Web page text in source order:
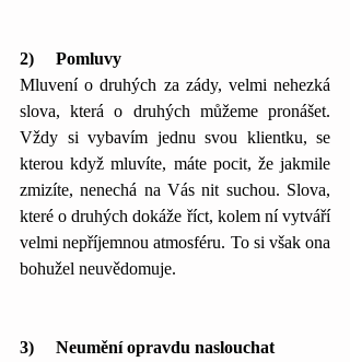
2)     Pomluvy
Mluvení o druhých za zády, velmi nehezká
slova, která o druhých můžeme pronášet.
Vždy si vybavím jednu svou klientku, se
kterou když mluvíte, máte pocit, že jakmile
zmizíte, nenechá na Vás nit suchou. Slova,
které o druhých dokáže říct, kolem ní vytváří
velmi nepříjemnou atmosféru. To si však ona
bohužel neuvědomuje.
3)     Neumění opravdu naslouchat